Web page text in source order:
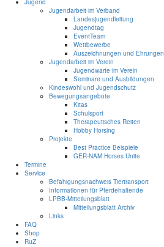
Jugend
Jugendarbeit im Verband
Landesjugendleitung
Jugendtag
EventTeam
Wettbewerbe
Auszeichnungen und Ehrungen
Jugendarbeit im Verein
Jugendwarte im Verein
Seminare und Ausbildungen
Kindeswohl und Jugendschutz
Bewegungsangebote
Kitas
Schulsport
Therapeutisches Reiten
Hobby Horsing
Projekte
Best Practice Beispiele
GER-NAM Horses Unite
Termine
Service
Befähigungsnachweis Tiertransport
Informationen für Pferdehaltende
LPBB-Mitteilungsblatt
Mitteilungsblatt Archiv
Links
FAQ
Shop
RuZ